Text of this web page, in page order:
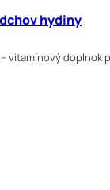
hydiny
vitamínový doplnok